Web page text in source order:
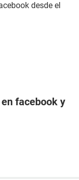
desde el
facebook y